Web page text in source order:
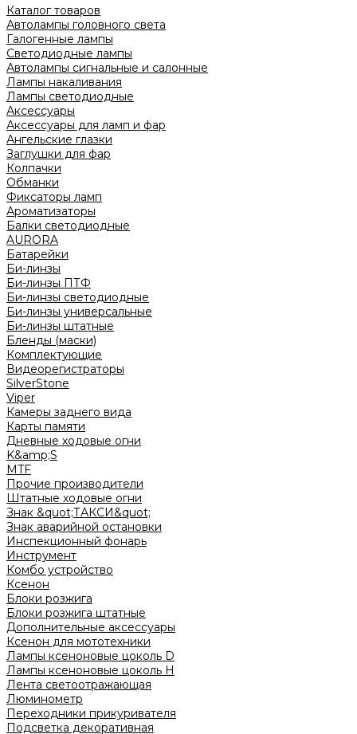
Каталог товаров
Автолампы головного света
Галогенные лампы
Светодиодные лампы
Автолампы сигнальные и салонные
Лампы накаливания
Лампы светодиодные
Аксессуары
Аксессуары для ламп и фар
Ангельские глазки
Заглушки для фар
Колпачки
Обманки
Фиксаторы ламп
Ароматизаторы
Балки светодиодные
AURORA
Батарейки
Би-линзы
Би-линзы ПТФ
Би-линзы светодиодные
Би-линзы универсальные
Би-линзы штатные
Бленды (маски)
Комплектующие
Видеорегистраторы
SilverStone
Viper
Камеры заднего вида
Карты памяти
Дневные ходовые огни
K&amp;S
MTF
Прочие производители
Штатные ходовые огни
Знак &quot;ТАКСИ&quot;
Знак аварийной остановки
Инспекционный фонарь
Инструмент
Комбо устройство
Ксенон
Блоки розжига
Блоки розжига штатные
Дополнительные аксессуары
Ксенон для мототехники
Лампы ксеноновые цоколь D
Лампы ксеноновые цоколь H
Лента светоотражающая
Люминометр
Переходники прикуривателя
Подсветка декоративная